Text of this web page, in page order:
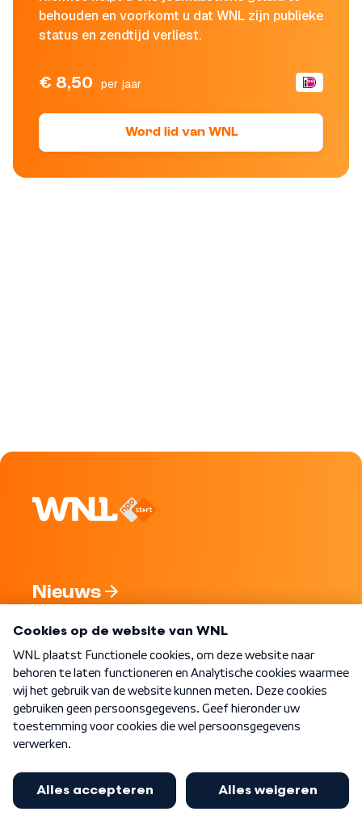
behouden en voorkomt u dat WNL zijn publieke
status en zendtijd verliest.
€ 8,50 per jaar
Word lid van WNL
Nieuws
Nieuwsbrief
Word Lid